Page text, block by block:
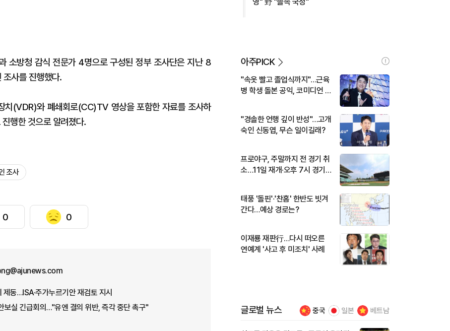
소방청 감식 전문가 4명으로 구성된 정부 조사단은 지난 8
조사를 진행했다.
치(VDR)와 폐쇄회로(CC)TV 영상을 포함한 자료를 조사하
행한 것으로 알려졌다.
조사
0 0
동…ISA·주가누르기안 재검토 지시
보실 긴급회의…"유엔 결의 위반, 즉각 중단 촉구"
아주PICK
"속옷 빨고 졸업식까지"…근육
병 학생 돌본 공익, 코미디언 김
"경솔한 언행 깊이 반성"…고개
숙인 신동엽, 무슨 일이길래?
프로야구, 주말까지 전 경기 취
소…11일 재개·오후 7시 경기
태풍 '돌핀'·'찬홈' 한반도 빗겨
간다…예상 경로는?
이재룡 재판行…다시 떠오른
연예계 '사고 후 미조치' 사례
글로벌 뉴스 중국 일본 베트남